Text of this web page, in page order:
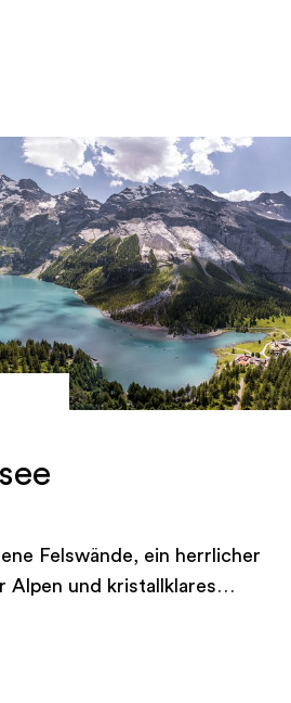
Felswände, ein herrlicher
Alpen und kristallklares
Seen der Schweiz.